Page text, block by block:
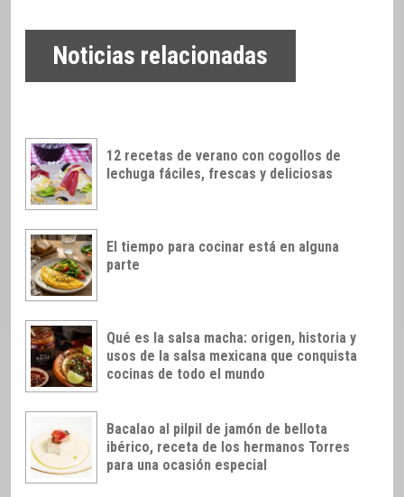
Noticias relacionadas
12 recetas de verano con cogollos de
lechuga fáciles, frescas y deliciosas
El tiempo para cocinar está en alguna
parte
Qué es la salsa macha: origen, historia y
usos de la salsa mexicana que conquista
cocinas de todo el mundo
Bacalao al pilpil de jamón de bellota
ibérico, receta de los hermanos Torres
para una ocasión especial